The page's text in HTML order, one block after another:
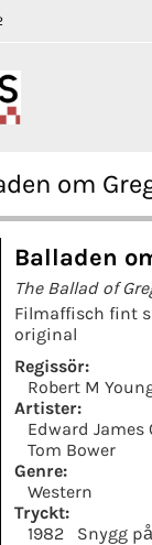
om
Balladen
The Ballad of
Filmaffisch fint
original
Regissör:
Robert M
Artister:
Edward James
Tom Bower
Genre:
Western
Tryckt:
1982
Snygg